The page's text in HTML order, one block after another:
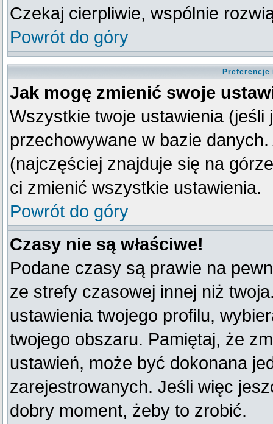
Czekaj cierpliwie, wspólnie
Powrót do góry
Preferencje
Jak mogę zmienić swoje
Wszystkie twoje ustawienia
przechowywane w bazie
(najczęściej znajduje się na
ci zmienić wszystkie ustawienia.
Powrót do góry
Czasy nie są właściwe!
Podane czasy są prawie na
ze strefy czasowej innej niż
ustawienia twojego profilu,
twojego obszaru. Pamiętaj, że
ustawień, może być dokonana
zarejestrowanych. Jeśli więc
dobry moment, żeby to zrobić.